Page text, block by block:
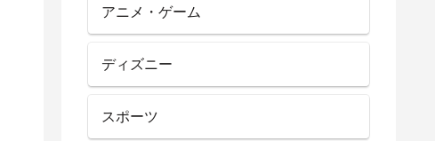
アニメ・ゲーム
ディズニー
スポーツ